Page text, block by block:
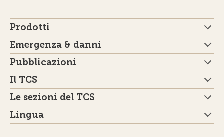
Prodotti
Emergenza & danni
Pubblicazioni
Il TCS
Le sezioni del TCS
Lingua